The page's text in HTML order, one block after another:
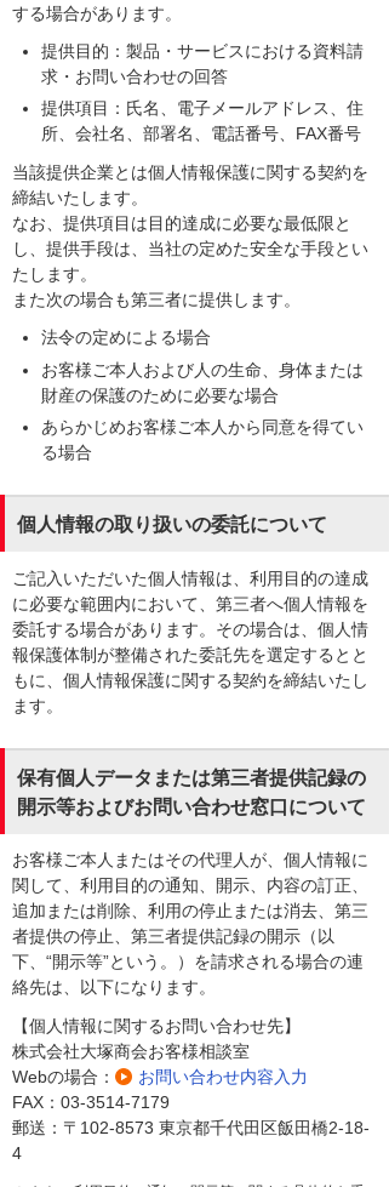
する場合があります。
提供目的：製品・サービスにおける資料請
求・お問い合わせの回答
提供項目：氏名、電子メールアドレス、住
所、会社名、部署名、電話番号、FAX番号
当該提供企業とは個人情報保護に関する契約を
締結いたします。
なお、提供項目は目的達成に必要な最低限と
し、提供手段は、当社の定めた安全な手段とい
たします。
また次の場合も第三者に提供します。
法令の定めによる場合
お客様ご本人および人の生命、身体または
財産の保護のために必要な場合
あらかじめお客様ご本人から同意を得てい
る場合
個人情報の取り扱いの委託について
ご記入いただいた個人情報は、利用目的の達成
に必要な範囲内において、第三者へ個人情報を
委託する場合があります。その場合は、個人情
報保護体制が整備された委託先を選定するとと
もに、個人情報保護に関する契約を締結いたし
ます。
保有個人データまたは第三者提供記録の
開示等およびお問い合わせ窓口について
お客様ご本人またはその代理人が、個人情報に
関して、利用目的の通知、開示、内容の訂正、
追加または削除、利用の停止または消去、第三
者提供の停止、第三者提供記録の開示（以
下、“開示等”という。）を請求される場合の連
絡先は、以下になります。
【個人情報に関するお問い合わせ先】
株式会社大塚商会お客様相談室
Webの場合：
お問い合わせ内容入力
FAX：03-3514-7179
郵送：〒102-8573 東京都千代田区飯田橋2-18-
4